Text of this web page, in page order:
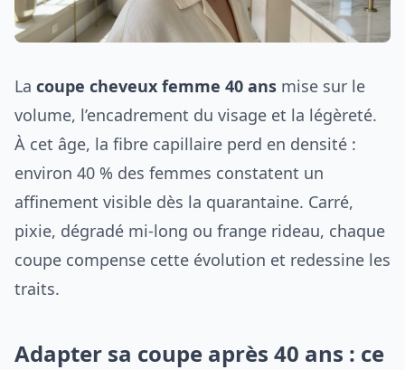
La coupe cheveux femme 40 ans mise sur le
volume, l’encadrement du visage et la légèreté.
À cet âge, la fibre capillaire perd en densité :
environ 40 % des femmes constatent un
affinement visible dès la quarantaine. Carré,
pixie, dégradé mi-long ou frange rideau, chaque
coupe compense cette évolution et redessine les
traits.
Adapter sa coupe après 40 ans : ce